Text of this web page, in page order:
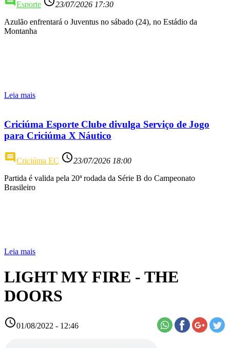
Esporte
23/07/2026 17:30
Azulão enfrentará o Juventus no sábado (24), no Estádio da
Montanha
Leia mais
Criciúma Esporte Clube divulga Serviço de Jogo
para Criciúma X Náutico
commentCriciúma EC access_time23/07/2026 18:00
Partida é valida pela 20ª rodada da Série B do Campeonato
Brasileiro
Leia mais
LIGHT MY FIRE - THE
DOORS
access_time01/08/2022 - 12:46